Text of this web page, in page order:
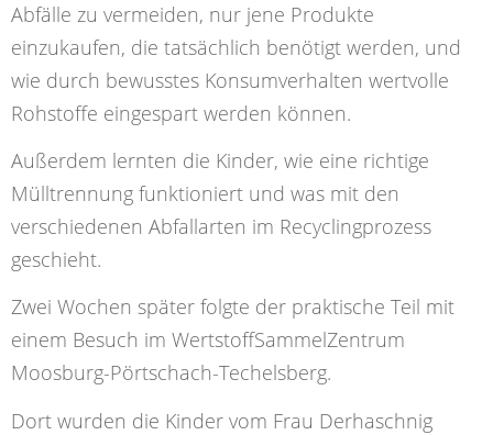
Abfälle zu vermeiden, nur jene Produkte
einzukaufen, die tatsächlich benötigt werden, und
wie durch bewusstes Konsumverhalten wertvolle
Rohstoffe eingespart werden können.
Außerdem lernten die Kinder, wie eine richtige
Mülltrennung funktioniert und was mit den
verschiedenen Abfallarten im Recyclingprozess
geschieht.
Zwei Wochen später folgte der praktische Teil mit
einem Besuch im WertstoffSammelZentrum
Moosburg-Pörtschach-Techelsberg.
Dort wurden die Kinder vom Frau Derhaschnig